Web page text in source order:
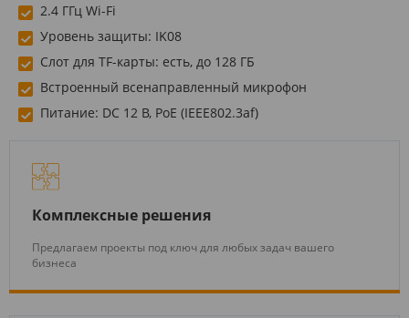
2.4 ГГц Wi-Fi
Уровень защиты: IK08
Слот для TF-карты: есть, до 128 ГБ
Встроенный всенаправленный микрофон
Питание: DС 12 В, РоЕ (IEEE802.3af)
Комплексные решения
Предлагаем проекты под ключ для любых задач вашего
бизнеса